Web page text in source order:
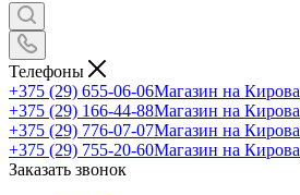
Телефоны
+375 (29) 655-06-06Магазин на Кирова
+375 (29) 166-44-88Магазин на Кирова
+375 (29) 776-07-07Магазин на Кирова
+375 (29) 755-20-60Магазин на Кирова
Заказать звонок